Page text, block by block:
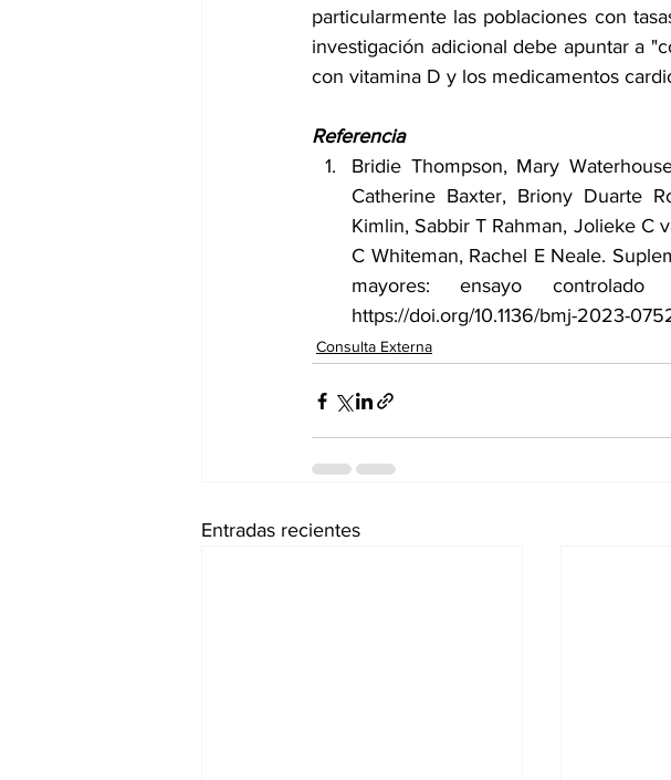
particularmente las poblaciones con
investigación adicional debe apuntar a
con vitamina D y los medicamentos
Referencia
Bridie Thompson, Mary
Catherine Baxter, Briony Duarte
Kimlin, Sabbir T Rahman, Jolieke C
C Whiteman, Rachel E Neale.
mayores: ensayo
https://doi.org/10.1136/bmj-2023-
Consulta Externa
Entradas recientes